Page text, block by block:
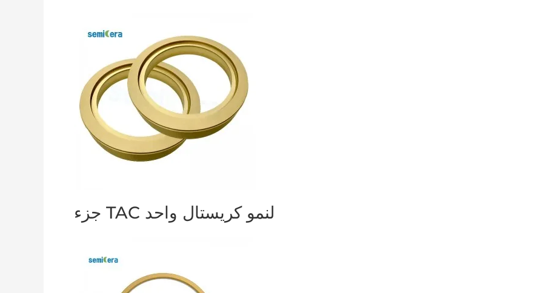
جزء TAC لنمو كريستال واحد